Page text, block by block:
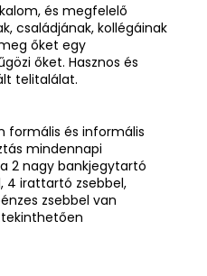
és megfelelő
családjának, kollégáinak
őket egy
őket. Hasznos és
telitalálat.
formális és informális
mindennapi
2 nagy bankjegytartó
4 irattartó zsebbel,
zsebbel van